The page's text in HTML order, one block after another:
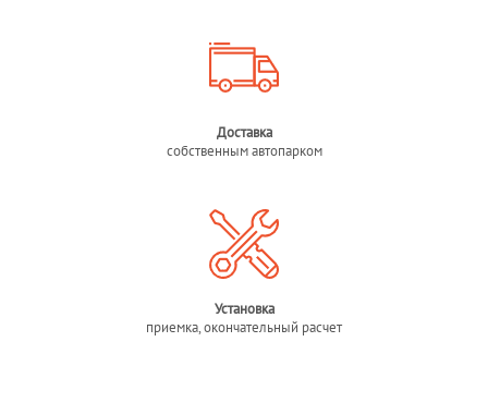
Доставка
собственным автопарком
Установка
приемка, окончательный расчет